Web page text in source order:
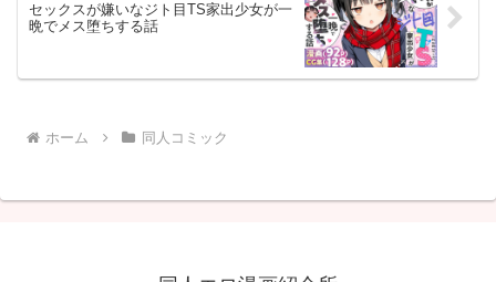
セックスが嫌いなジト目TS家出少女が一
晩でメス堕ちする話
ホーム 同人コミック